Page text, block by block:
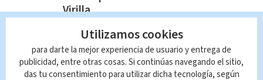
Virilla
Dólar en Costa Rica: Tipo de
cambio para este martes 12 de
julio
Albert Rudé termina como
Utilizamos cookies
para darte la mejor experiencia de usuario y entrega de
publicidad, entre otras cosas. Si continúas navegando el sitio,
das tu consentimiento para utilizar dicha tecnología, según